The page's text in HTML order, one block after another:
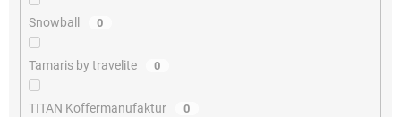
Snowball 0
Tamaris by travelite 0
TITAN Koffermanufaktur 0